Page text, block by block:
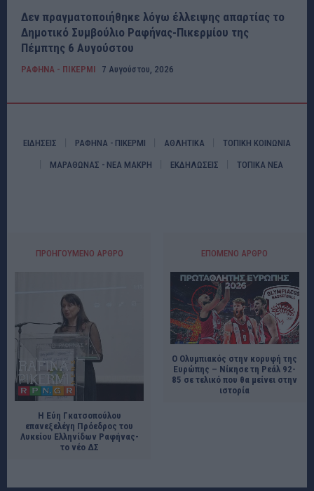
Δεν πραγματοποιήθηκε λόγω έλλειψης απαρτίας το
Δημοτικό Συμβούλιο Ραφήνας-Πικερμίου της
Πέμπτης 6 Αυγούστου
ΡΑΦΗΝΑ - ΠΙΚΕΡΜΙ 7 Αυγούστου, 2026
ΕΙΔΗΣΕΙΣ ΡΑΦΗΝΑ - ΠΙΚΕΡΜΙ ΑΘΛΗΤΙΚΑ ΤΟΠΙΚΗ ΚΟΙΝΩΝΙΑ
ΜΑΡΑΘΩΝΑΣ - ΝΕΑ ΜΑΚΡΗ ΕΚΔΗΛΩΣΕΙΣ ΤΟΠΙΚΑ ΝΕΑ
ΠΡΟΗΓΟΎΜΕΝΟ ΆΡΘΡΟ
Η Εύη Γκατσοπούλου
επανεξελέγη Πρόεδρος του
Λυκείου Ελληνίδων Ραφήνας-
το νέο ΔΣ
ΕΠΌΜΕΝΟ ΆΡΘΡΟ
Ο Ολυμπιακός στην κορυφή της
Ευρώπης – Νίκησε τη Ρεάλ 92-
85 σε τελικό που θα μείνει στην
ιστορία